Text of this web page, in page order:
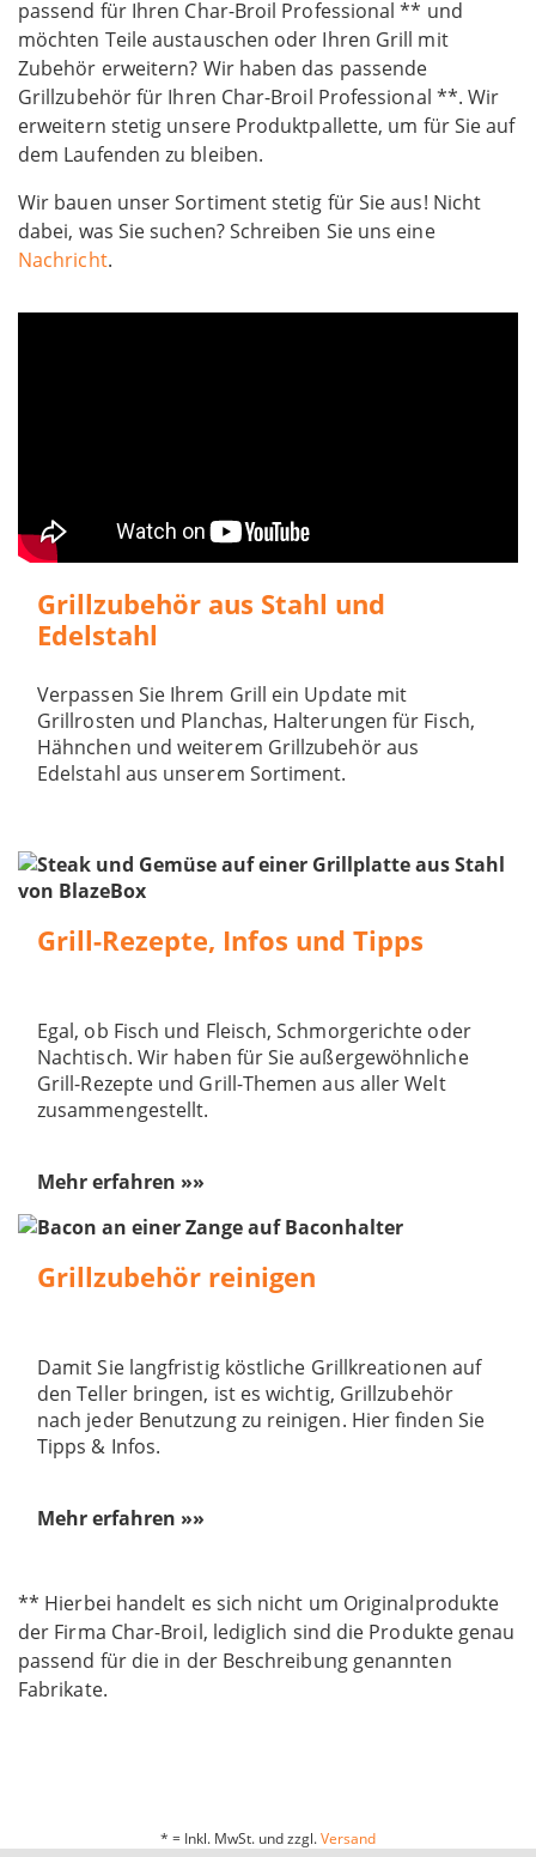
passend für Ihren Char-Broil Professional ** und
möchten Teile austauschen oder Ihren Grill mit
Zubehör erweitern? Wir haben das passende
Grillzubehör für Ihren Char-Broil Professional **. Wir
erweitern stetig unsere Produktpallette, um für Sie auf
dem Laufenden zu bleiben.
Wir bauen unser Sortiment stetig für Sie aus! Nicht
dabei, was Sie suchen? Schreiben Sie uns eine
Nachricht.
Grillzubehör aus Stahl und
Edelstahl
Verpassen Sie Ihrem Grill ein Update mit
Grillrosten und Planchas, Halterungen für Fisch,
Hähnchen und weiterem Grillzubehör aus
Edelstahl aus unserem Sortiment.
Grill-Rezepte, Infos und Tipps
Egal, ob Fisch und Fleisch, Schmorgerichte oder
Nachtisch. Wir haben für Sie außergewöhnliche
Grill-Rezepte und Grill-Themen aus aller Welt
zusammengestellt.
Mehr erfahren »»
Grillzubehör reinigen
Damit Sie langfristig köstliche Grillkreationen auf
den Teller bringen, ist es wichtig, Grillzubehör
nach jeder Benutzung zu reinigen. Hier finden Sie
Tipps & Infos.
Mehr erfahren »»
** Hierbei handelt es sich nicht um Originalprodukte
der Firma Char-Broil, lediglich sind die Produkte genau
passend für die in der Beschreibung genannten
Fabrikate.
* = Inkl. MwSt. und zzgl.Versand